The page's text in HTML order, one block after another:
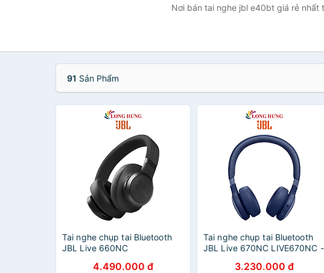
Nơi bán tai nghe jbl e40bt giá rẻ nhất
91 Sản Phẩm
Tai nghe chụp tai Bluetooth
JBL Live 660NC
4.490.000 đ
Tai nghe chụp tai Bluetooth
JBL Live 670NC LIVE670NC -
3.230.000 đ